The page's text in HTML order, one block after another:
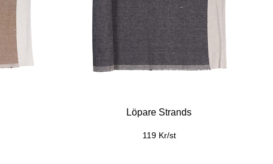
Löpare Strands
119 Kr/st